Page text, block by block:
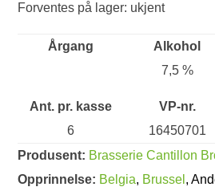
Forventes på lager: ukjent
Årgang
Alkohol
7,5 %
Ant. pr. kasse
6
VP-nr.
16450701
Produsent: Brasserie Cantillon
Opprinnelse: Belgia, Brussel ,